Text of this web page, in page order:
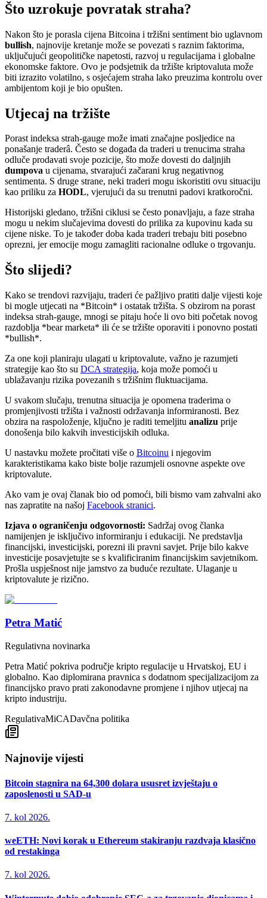
Što uzrokuje povratak straha?
Nakon što je porasla cijena Bitcoina i tržišni sentiment bio uglavnom
bullish, najnovije kretanje može se povezati s raznim faktorima,
uključujući geopolitičke napetosti, razvoj u regulacijama i globalne
ekonomske faktore. Ovo je podsjetnik da tržište kriptovaluta može
biti izrazito volatilno, s osjećajem straha lako preuzima kontrolu over
ambijentom koji je bio opušten.
Utjecaj na tržište
Porast indeksa strah-gauge može imati značajne posljedice na
ponašanje traderâ. Često se događa da traderi u trenucima straha
odluče prodavati svoje pozicije, što može dovesti do daljnjih
dumpova u cijenama, stvarajući začarani krug negativnog
sentimenta. S druge strane, neki traderi mogu iskoristiti ovu situaciju
kao priliku za HODL, vjerujući da su trenutni padovi kratkoročni.
Historijski gledano, tržišni ciklusi se često ponavljaju, a faze straha
mogu u nekim slučajevima dovesti do prilika za kupovinu kada su
cijene niske. To je također doba kada traderi trebaju biti posebno
oprezni, jer emocije mogu zamagliti racionalne odluke o trgovanju.
Što slijedi?
Kako se trendovi razvijaju, traderi će pažljivo pratiti dalje vijesti koje
bi mogle utjecati na *Bitcoin* i ostatak tržišta. S obzirom na porast
indeksa strah-gauge, mnogi se pitaju hoće li ovo biti početak novog
razdoblja *bear marketa* ili će se tržište oporaviti i ponovno postati
*bullish*.
Za one koji planiraju ulagati u kriptovalute, važno je razumjeti
strategije kao što su DCA strategija, koja može pomoći u
ublažavanju rizika povezanih s tržišnim fluktuacijama.
U svakom slučaju, trenutna situacija je opomena traderima o
promjenjivosti tržišta i važnosti održavanja informiranosti. Bez
obzira na raspoloženje, ključno je raditi temeljitu analizu prije
donošenja bilo kakvih investicijskih odluka.
U nastavku možete pročitati više o Bitcoinu i njegovim
karakteristikama kako biste bolje razumjeli osnovne aspekte ove
kriptovalute.
Ako vam je ovaj članak bio od pomoći, bili bismo vam zahvalni ako
nas zapratite na našoj Facebook stranici.
Izjava o ograničenju odgovornosti: Sadržaj ovog članka
namijenjen je isključivo informiranju i edukaciji. Ne predstavlja
financijski, investicijski, porezni ili pravni savjet. Prije bilo kakve
investicije posavjetujte se s kvalificiranim financijskim savjetnikom.
Prošla uspješnost nije jamstvo za buduće rezultate. Ulaganje u
kriptovalute je rizično.
Petra Matić
Regulativna novinarka
Petra Matić pokriva područje kripto regulacije u Hrvatskoj, EU i
globalno. Kao diplomirana pravnica s dodatnom specijalizacijom za
financijsko pravo prati zakonodavne promjene i njihov utjecaj na
kripto industriju.
RegulativaMiCADavčna politika
Najnovije vijesti
Bitcoin stagnira na 64,300 dolara ususret izvještaju o
zaposlenosti u SAD-u
7. kol 2026.
weETH: Novi korak u Ethereum stakiranju razdvaja klasično
od restakinga
7. kol 2026.